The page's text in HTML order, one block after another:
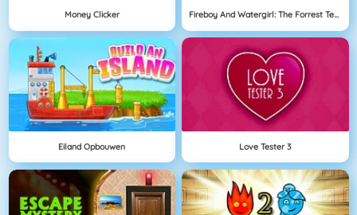
Money Clicker Fireboy And Watergirl: The Forrest Temple
Eiland Opbouwen Love Tester 3